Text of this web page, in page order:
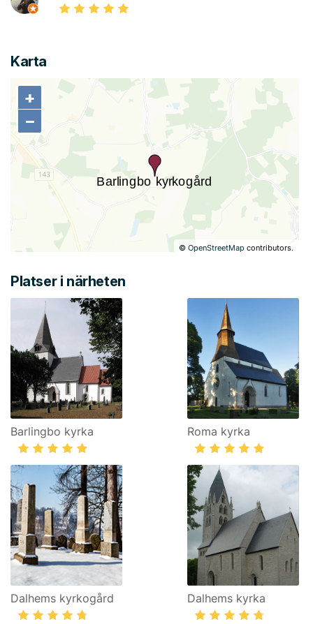
Karta
+
−
©OpenStreetMap contributors.
+
−
Platser i närheten
Barlingbo kyrka Roma kyrka
Dalhems kyrkogård Dalhems kyrka